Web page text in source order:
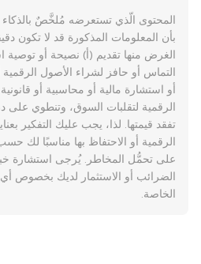
المحتوى الّذي تستعرضه مُلخَّصٌ بالذكاء
بأن المعلومات المذكورة قد لا تكون
الغرض منها تقديم (أ) نصيحة أو
التماس أو حافز لشراء الأصول الرقمية
أو استشارة مالية أو محاسبية أو
الرقمية لتقلبات السوق، وتنطوي على
تفقد قيمتها. لذا، يجب عليك التفكير
الرقمية أو الاحتفاظ بها مناسبًا لك
على تحمُّل المخاطر. يُرجى استشارة
الضرائب أو الاستثمار لديك بخصوص
الخاصة.